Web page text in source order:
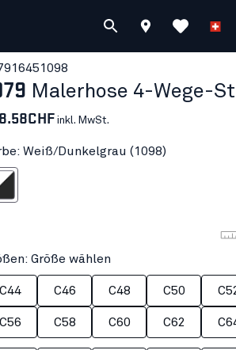
1098
Malerhose 4-Wege-
inkl. MwSt.
Weiß/Dunkelgrau (1098)
Größe wählen
C44 C46 C48 C50
C56 C58 C60 C62